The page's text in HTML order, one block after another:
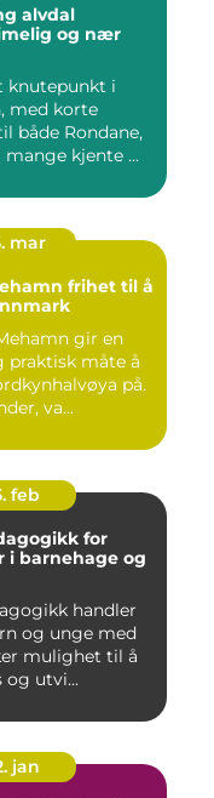
alvdal
og nær
knutepunkt i
med korte
både Rondane,
mange kjente ...
mar
frihet til å
gir en
praktisk måte å
på.
va...
feb
for
i barnehage og
handler
og unge med
mulighet til å
utvi...
jan